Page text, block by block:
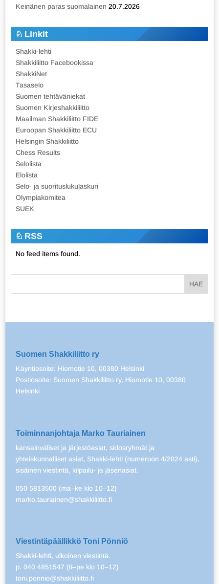
Keinänen paras suomalainen 20.7.2026
Linkit
Shakki-lehti
Shakkiliitto Facebookissa
ShakkiNet
Tasaselo
Suomen tehtäväniekat
Suomen Kirjeshakkiliitto
Maailman Shakkiliitto FIDE
Euroopan Shakkiliitto ECU
Helsingin Shakkiliitto
Chess Results
Selolista
Elolista
Selo- ja suorituslukulaskuri
Olympiakomitea
SUEK
RSS
No feed items found.
Suomen Shakkiliitto ry
Käyntiosoite: Hiomotie 10, 00380 Helsinki
Postiosoite: Suomen Shakkiliitto ry, Hiomotie 10, 00380
Helsinki
Toiminnanjohtaja Marko Tauriainen
kansainväliset ja järjestöasiat, sidosryhmät ja
yhteiskunnalliset asiat, Shakki-lehti (numeroon 4/2024 asti),
sisäinen viestintä, kilpailu- ja jäsenasiat.
050 5813500 (ma–ke klo 10–12)
marko.tauriainen@shakkiliitto.fi
Viestintäpäällikkö Toni Pönniö
Shakki-lehti, ulkoinen viestintä.
p. 040 4851547 (ti–pe klo 10–12)
toni.ponnio@shakkiliitto.fi